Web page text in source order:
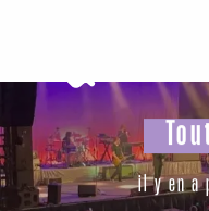
principal
il y en a